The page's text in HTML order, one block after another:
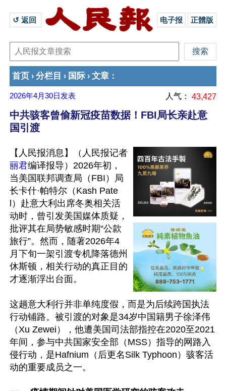
↺ 返回 电子报 正體版
首页 › 分栏目 › 国际 › 文章 ：
2026年4月30日 发表 人气： 43,427
中共骇客曾偷新冠疫苗数据！FBI局长亲赴意
国引渡
【人民报消息】（人民报记者
丽君编译报导）2026年初，
当美国联邦调查局（FBI）局
长卡什·帕特尔（Kash Pate
l）赴意大利出席冬奥相关活
动时，曾引发美国媒体质疑，
批评其在局势敏感时期“公款
旅行”。然而，随著2026年4
月下旬一架引渡专机降落德州
休斯顿，相关行动的真正目的
才逐渐浮出台面。
这趟意大利行并非单纯度假，而是为后续跨国执法
行动铺路。被引渡的对象是34岁中国籍男子徐泽伟
（Xu Zewei），他遭美国司法部指控在2020至2021
年间，参与中共国家安全部（MSS）指导的网路入
侵行动，是Hafnium（后更名Silk Typhoon）骇客活
动的重要成员之一。